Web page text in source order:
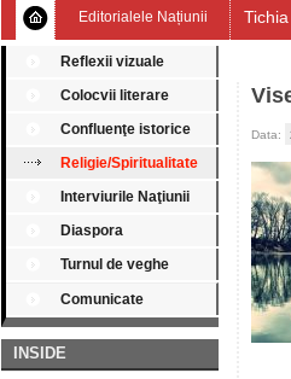
Editorialele Națiunii
Reflexii vizuale
Colocvii literare
Confluenţe istorice
Religie/Spiritualitate
Interviurile Naţiunii
Diaspora
Turnul de veghe
Comunicate
INSIDE
Data: